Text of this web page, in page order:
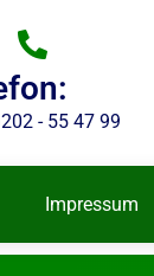
- 55 47 99
Impressum